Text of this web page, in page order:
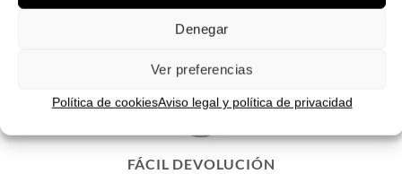
Denegar
Ver preferencias
Política de cookiesAviso legal y política de privacidad
Consulta aquítoda la info relativa a envíos.
FÁCIL DEVOLUCIÓN